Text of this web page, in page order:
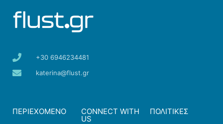
+30 6946234481
katerina@flust.gr
ΠΕΡΙΕΧΟΜΕΝΟ CONNECT WITH
US
ΠΟΛΙΤΙΚΕΣ